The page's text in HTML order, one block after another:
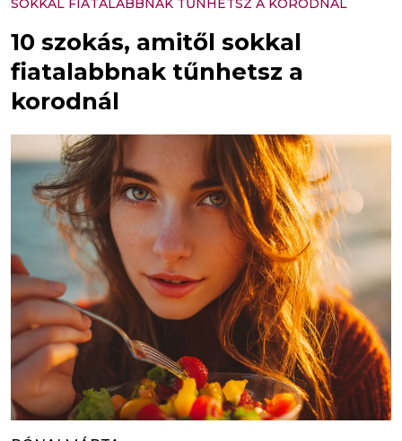
SOKKAL FIATALABBNAK TŰNHETSZ A KORODNÁL
10 szokás, amitől sokkal
fiatalabbnak tűnhetsz a
korodnál